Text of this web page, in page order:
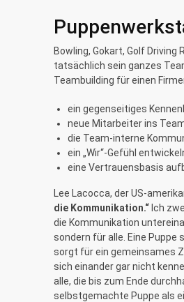
Bowling, Gokart, Golf
tatsächlich sein ganzes
Teambuilding für einen
ein gegenseitiges
neue Mitarbeiter ins
die Team-interne
ein „Wir“-Gefühl
eine Vertrauensbasis
Lee Lacocca, der US-
die Kommunikation.“ Ich
die Kommunikation
sondern für alle. Eine
sorgt für ein gemeinsames
sich einander gar nicht
alle, die bis zum Ende
selbstgemachte Puppe als